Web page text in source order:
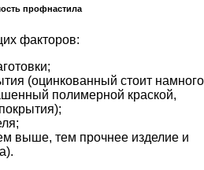
профнастила
факторов:
(оцинкованный стоит намного
полимерной краской,
выше, тем прочнее изделие и